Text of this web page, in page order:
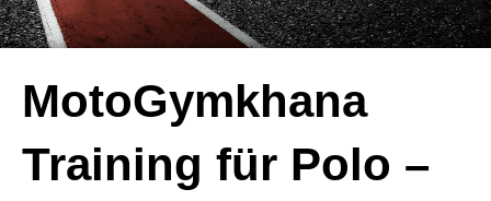
MotoGymkhana
Training für Polo –